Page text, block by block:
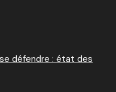
défendre : état des